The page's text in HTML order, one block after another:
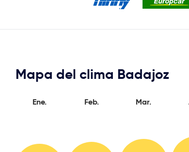
Mapa del clima Badajoz
Ene. Feb. Mar.